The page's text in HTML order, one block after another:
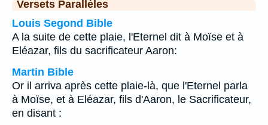
Versets Parallèles
Louis Segond Bible
A la suite de cette plaie, l'Eternel dit à Moïse et à
Eléazar, fils du sacrificateur Aaron:
Martin Bible
Or il arriva après cette plaie-là, que l'Eternel parla
à Moïse, et à Eléazar, fils d'Aaron, le Sacrificateur,
en disant :